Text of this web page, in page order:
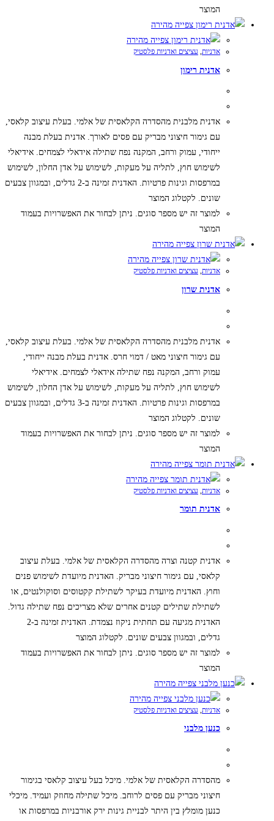
המוצר
צפייה מהירה
צפייה מהירה
אדניות, עציצים ואדניות פלסטיק
אדנית רימון
אדנית מלבנית מהסדרה הקלאסית של אלמי. בעלת עיצוב קלאסי,
עם גימור חיצוני מבריק עם פסים לאורך. אדנית בעלת מבנה
ייחודי, עמוק ורחב, המקנה נפח שתילה אידאלי לצמחים. אידיאלי
לשימוש חוץ, לתליה על מעקות, לשימוש על אדן החלון, לשימוש
במרפסות וגינות פרטיות. האדנית זמינה ב-2 גדלים, ובמגוון צבעים
שונים. לקטלוג המוצר
למוצר זה יש מספר סוגים. ניתן לבחור את האפשרויות בעמוד
המוצר
צפייה מהירה
צפייה מהירה
אדניות, עציצים ואדניות פלסטיק
אדנית שרון
אדנית מלבנית מהסדרה הקלאסית של אלמי. בעלת עיצוב קלאסי,
עם גימור חיצוני מאט / דמוי חרס. אדנית בעלת מבנה ייחודי,
עמוק ורחב, המקנה נפח שתילה אידאלי לצמחים. אידיאלי
לשימוש חוץ, לתליה על מעקות, לשימוש על אדן החלון, לשימוש
במרפסות וגינות פרטיות. האדנית זמינה ב-3 גדלים, ובמגוון צבעים
שונים. לקטלוג המוצר
למוצר זה יש מספר סוגים. ניתן לבחור את האפשרויות בעמוד
המוצר
צפייה מהירה
צפייה מהירה
אדניות עציצים ואדניות פלסטיק
אדנית תומר
אדנית קטנה וצרה מהסדרה הקלאסית של אלמי. בעלת עיצוב
קלאסי, עם גימור חיצוני מבריק. האדנית מיועדת לשימוש פנים
וחוץ. האדנית מיועדת בעיקר לשתילת קקטוסים וסוקולנטים, או
לשתילת שתילים קטנים אחרים שלא מצריכים נפח שתילה גדול.
האדנית מגיעה עם תחתית ניקוז נצמדת. האדנית זמינה ב-2
גדלים, ובמגוון צבעים שונים. לקטלוג המוצר
למוצר זה יש מספר סוגים. ניתן לבחור את האפשרויות בעמוד
המוצר
צפייה מהירה
צפייה מהירה
אדניות עציצים ואדניות פלסטיק
כנען מלבני
מהסדרה הקלאסית של אלמי. מיכל בעל עיצוב קלאסי בגימור
חיצוני מבריק עם פסים לרוחב. מיכל שתילה מחוזק ועמיד. מיכלי
כנען מומלץ בין היתר לבניית גינות ירק אורבניות במרפסות או